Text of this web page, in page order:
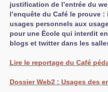
justification de l’entrée du
l’enquête du Café le prouve
usages personnels aux
pour une École qui interdit
blogs et twitter dans les
Lire le reportage du Café
Dossier Web2 : Usages des